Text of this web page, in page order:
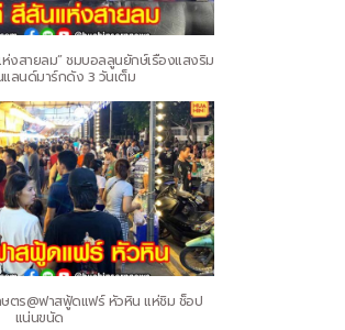
งสายลม” ชมบอลลูนยักษ์เรืองแสงริม
แลนด์มาร์กดัง 3 วันเต็ม
ษตร@ฟาสฟู้ดแฟร์ หัวหิน แห่ชิม ช็อป
แน่นขนัด